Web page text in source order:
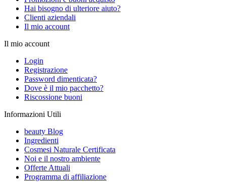
Hai bisogno di ulteriore aiuto?
Clienti aziendali
Il mio account
Il mio account
Login
Registrazione
Password dimenticata?
Dove è il mio pacchetto?
Riscossione buoni
Informazioni Utili
beauty Blog
Ingredienti
Cosmesi Naturale Certificata
Noi e il nostro ambiente
Offerte Attuali
Programma di affiliazione